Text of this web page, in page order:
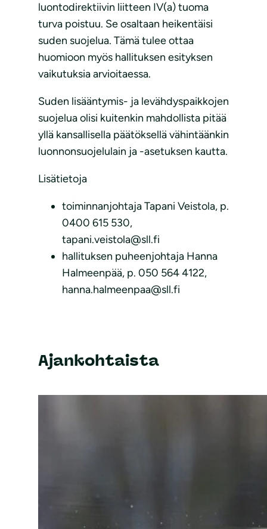
luontodirektiivin liitteen IV(a) tuoma
turva poistuu. Se osaltaan heikentäisi
suden suojelua. Tämä tulee ottaa
huomioon myös hallituksen esityksen
vaikutuksia arvioitaessa.
Suden lisääntymis- ja levähdyspaikkojen
suojelua olisi kuitenkin mahdollista pitää
yllä kansallisella päätöksellä vähintäänkin
luonnonsuojelulain ja -asetuksen kautta.
Lisätietoja
toiminnanjohtaja Tapani Veistola, p.
0400 615 530,
tapani.veistola@sll.fi
hallituksen puheenjohtaja Hanna
Halmeenpää, p. 050 564 4122,
hanna.halmeenpaa@sll.fi
Ajankohtaista